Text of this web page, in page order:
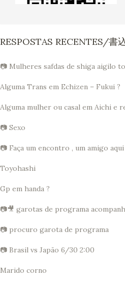
RESPOSTAS RECENTES/書
📷 Mulheres safdas de shiga aigilo
Alguma Trans em Echizen – Fukui ?
Alguma mulher ou casal em Aichi e
📷 Sexo
📷 Faça um encontro , um amigo aqui
Toyohashi
Gp em handa ?
📷🎥 garotas de programa
📷 procuro garota de programa
📷 Brasil vs Japão 6/30 2:00
Marido corno